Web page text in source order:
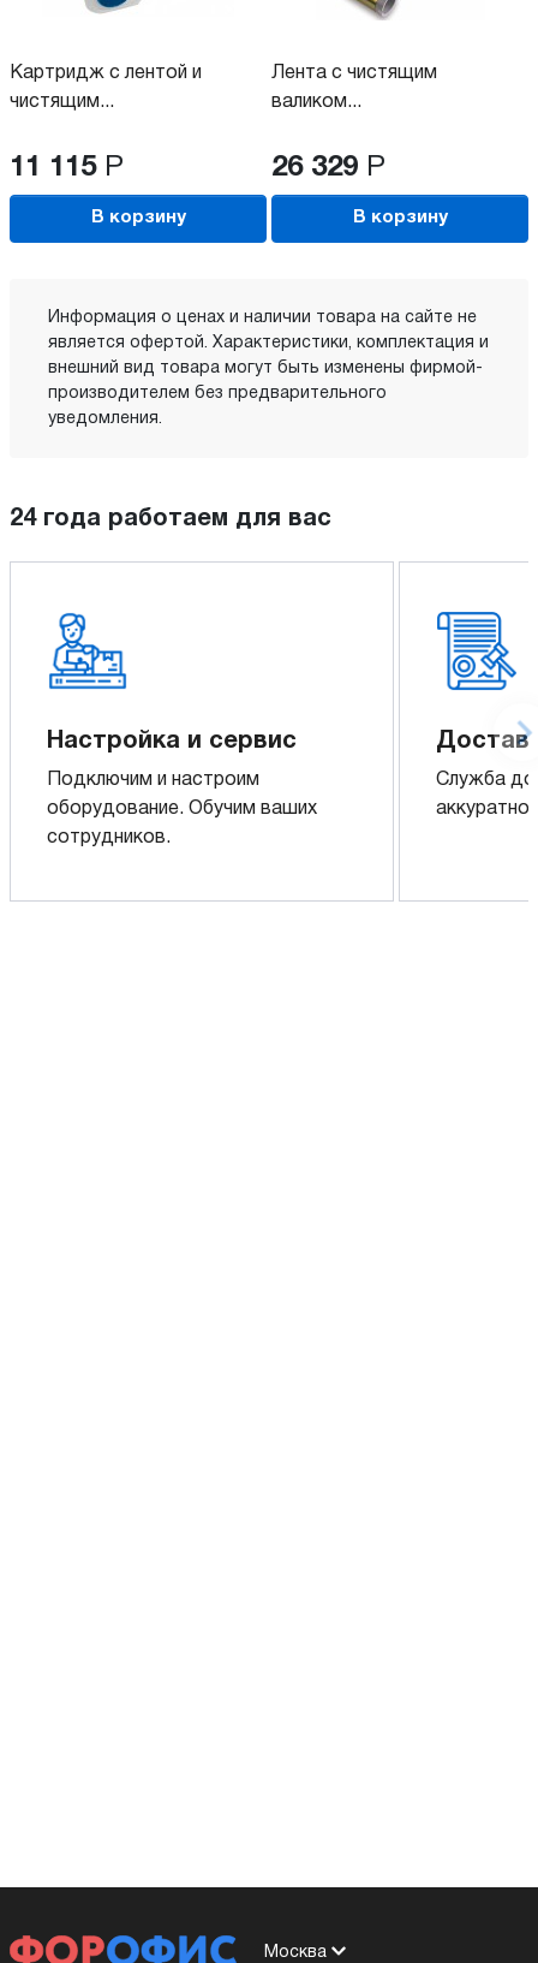
Картридж с лентой и
чистящим...
11 115 Р
В корзину
Лента с чистящим
валиком...
26 329 Р
В корзину
Информация о ценах и наличии товара на сайте не
является офертой. Характеристики, комплектация и
внешний вид товара могут быть изменены фирмой-
производителем без предварительного
уведомления.
24 года работаем для вас
Настройка и сервис
Подключим и настроим
оборудование. Обучим ваших
сотрудников.
Служба
аккуратно
Москва